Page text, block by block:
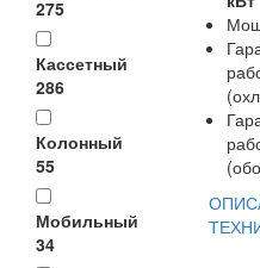
275
Кассетный
286
Колонный
55
Мобильный
34